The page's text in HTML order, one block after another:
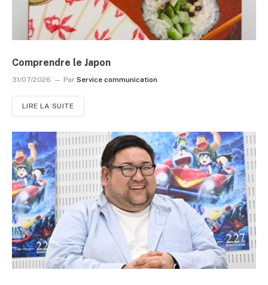
Comprendre le Japon
31/07/2026 Par Service communication
LIRE LA SUITE